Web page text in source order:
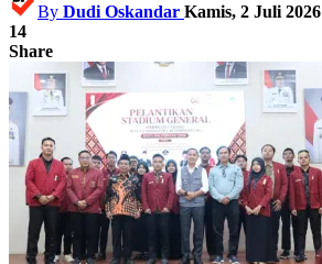
By Dudi Oskandar Kamis, 2 Juli 2026
14
Share